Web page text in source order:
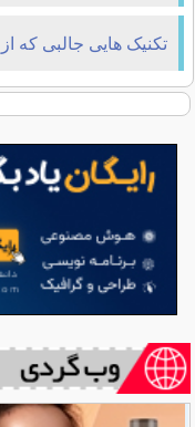
تکنیک هایی جالبی که